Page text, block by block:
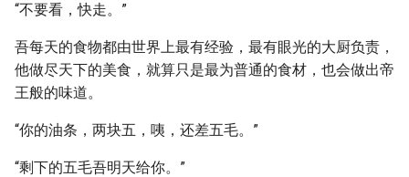
“不要看，快走。”
吾每天的食物都由世界上最有经验，最有眼光的大厨负责，
他做尽天下的美食，就算只是最为普通的食材，也会做出帝
王般的味道。
“你的油条，两块五，咦，还差五毛。”
“剩下的五毛吾明天给你。”